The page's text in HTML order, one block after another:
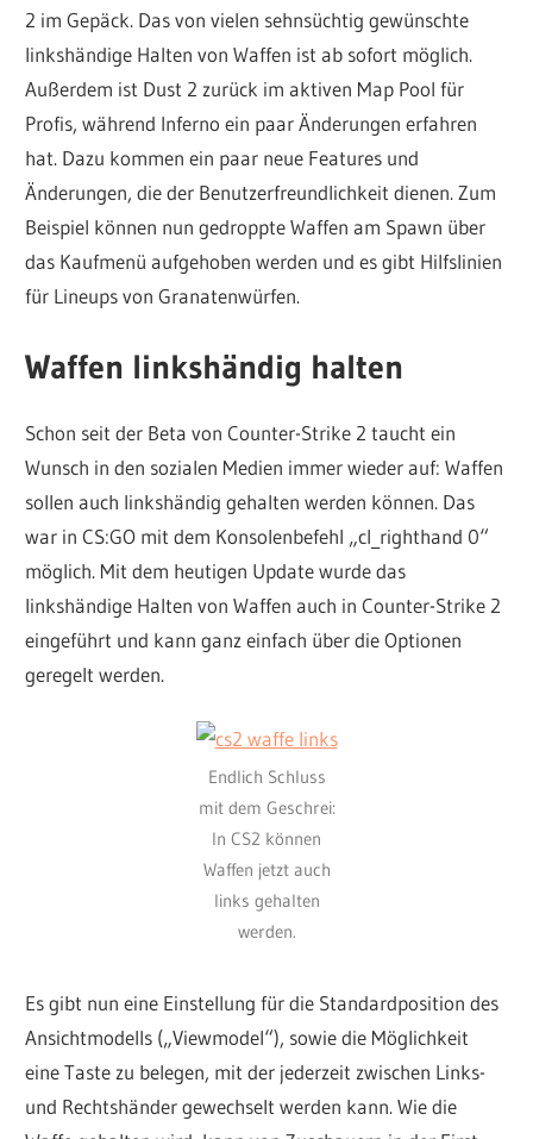
2 im Gepäck. Das von vielen sehnsüchtig gewünschte
linkshändige Halten von Waffen ist ab sofort möglich.
Außerdem ist Dust 2 zurück im aktiven Map Pool für
Profis, während Inferno ein paar Änderungen erfahren
hat. Dazu kommen ein paar neue Features und
Änderungen, die der Benutzerfreundlichkeit dienen. Zum
Beispiel können nun gedroppte Waffen am Spawn über
das Kaufmenü aufgehoben werden und es gibt Hilfslinien
für Lineups von Granatenwürfen.
Waffen linkshändig halten
Schon seit der Beta von Counter-Strike 2 taucht ein
Wunsch in den sozialen Medien immer wieder auf: Waffen
sollen auch linkshändig gehalten werden können. Das
war in CS:GO mit dem Konsolenbefehl „cl_righthand 0“
möglich. Mit dem heutigen Update wurde das
linkshändige Halten von Waffen auch in Counter-Strike 2
eingeführt und kann ganz einfach über die Optionen
geregelt werden.
Endlich Schluss
mit dem Geschrei:
In CS2 können
Waffen jetzt auch
links gehalten
werden.
Es gibt nun eine Einstellung für die Standardposition des
Ansichtmodells („Viewmodel“), sowie die Möglichkeit
eine Taste zu belegen, mit der jederzeit zwischen Links-
und Rechtshänder gewechselt werden kann. Wie die